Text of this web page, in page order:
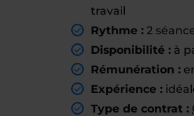
travail
Rythme : 2
Disponibilité : à
Rémunération :
Expérience :
Type de contrat :